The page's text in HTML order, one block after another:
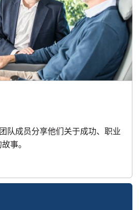
队成员分享他们关于成功、职业
事。